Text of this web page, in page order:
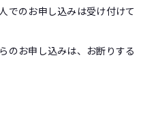
でのお申し込みは受け付けて
のお申し込みは、お断りする